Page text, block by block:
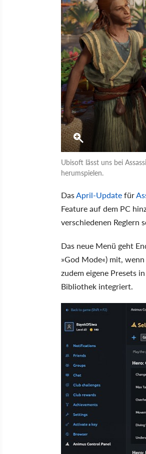
Ubisoft lässt uns bei
herumspielen.
DasApril-Updatefür
Feature auf dem PC
verschiedenen Reglern
Das neue Menü geht
»God Mode«) mit,
zudem eigene Presets
Bibliothek integriert.